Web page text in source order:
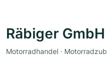
Räbiger GmbH
Motorradhandel ·